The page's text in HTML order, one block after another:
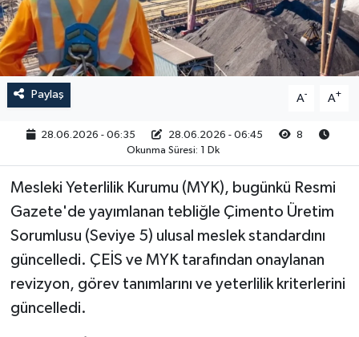
Paylaş A- A+
28.06.2026 - 06:35 28.06.2026 - 06:45
8
Okunma Süresi: 1 Dk
Mesleki Yeterlilik Kurumu (MYK), bugünkü Resmi
Gazete'de yayımlanan tebliğle Çimento Üretim
Sorumlusu (Seviye 5) ulusal meslek standardını
güncelledi. ÇEİS ve MYK tarafından onaylanan
revizyon, görev tanımlarını ve yeterlilik kriterlerini
güncelledi.
RESMİ İLAN